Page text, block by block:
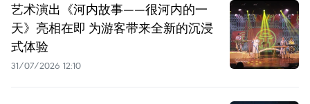
艺术演出《河内故事——很河内的一
天》亮相在即 为游客带来全新的沉浸
式体验
31/07/2026 12:10